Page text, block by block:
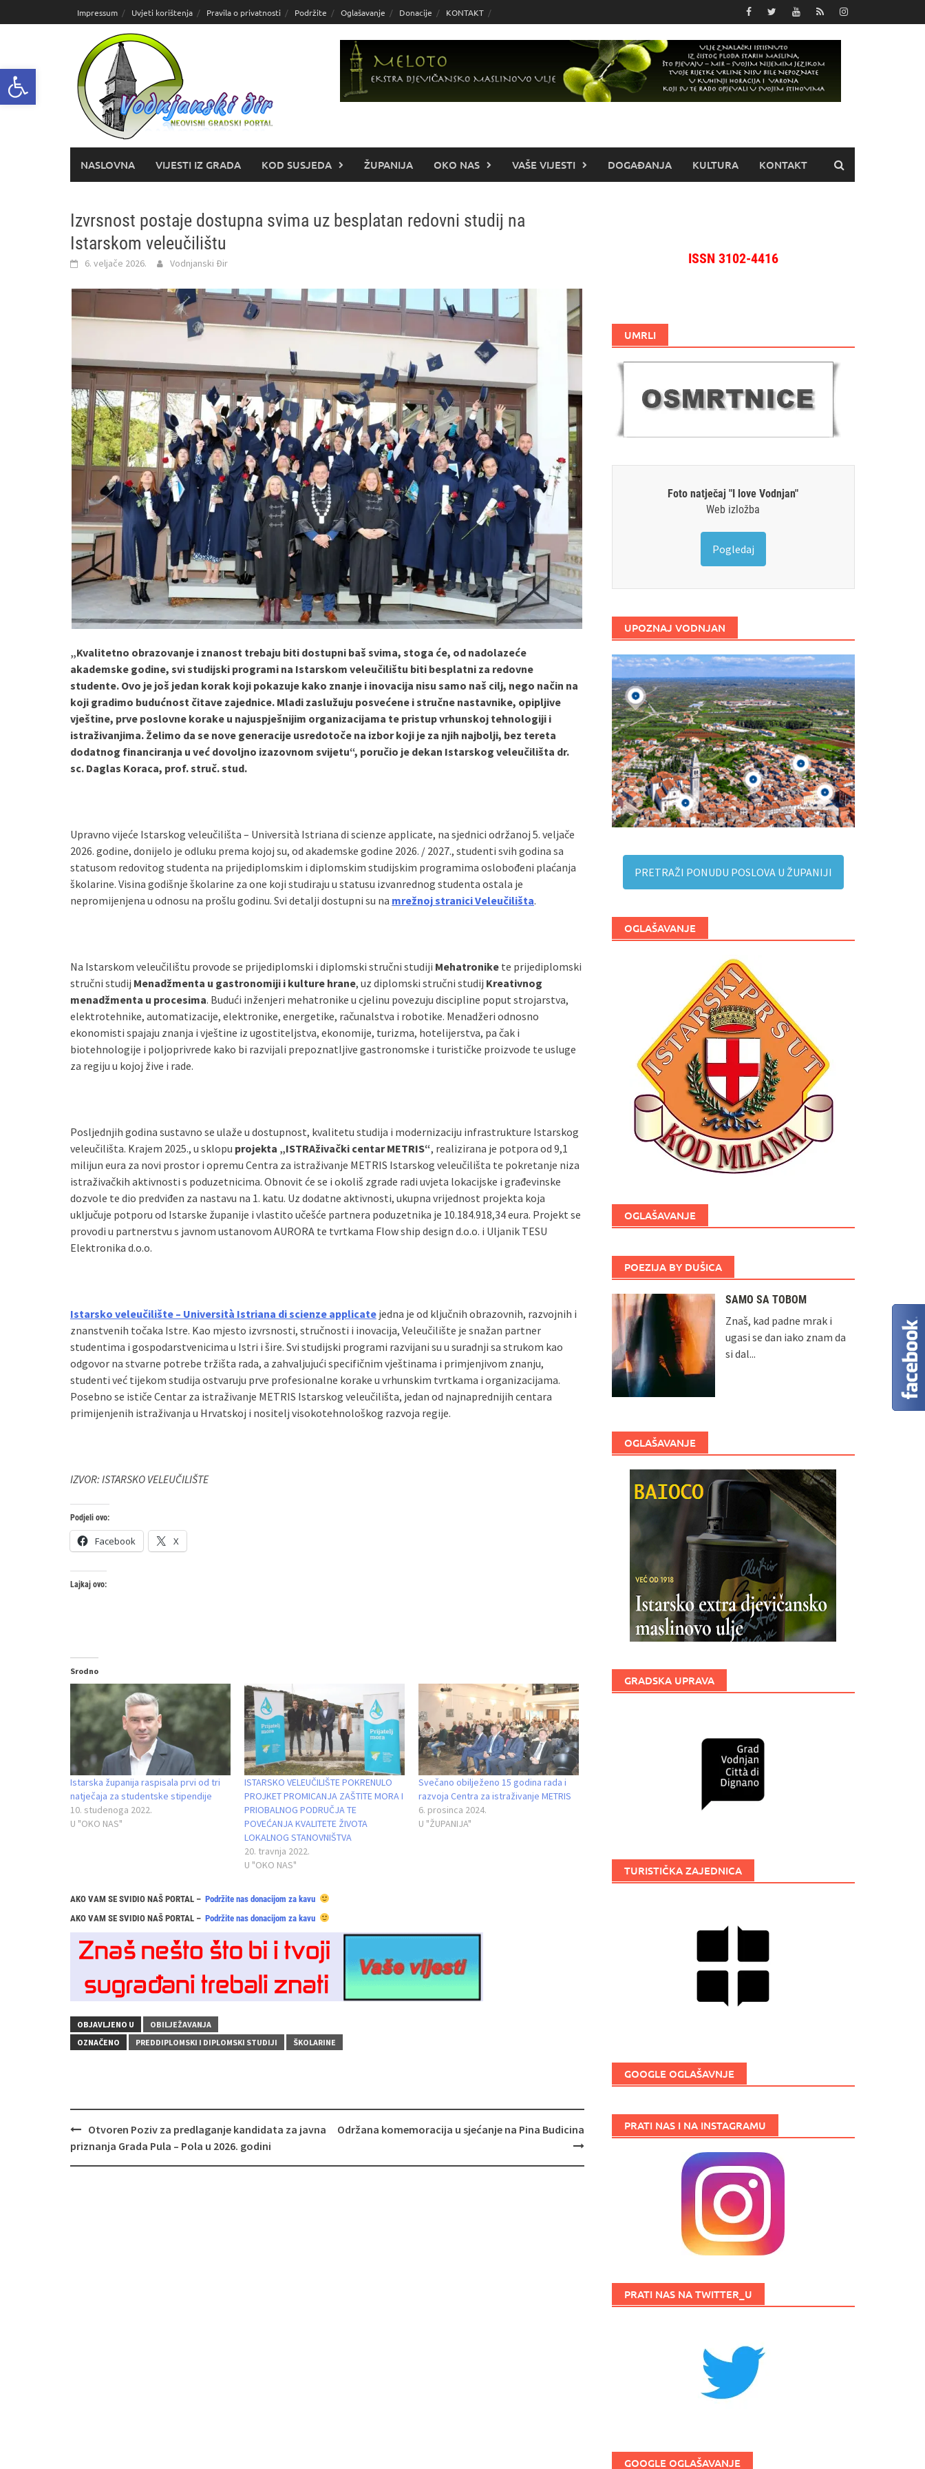
Open toolbar
do
Impressum Uvjeti korištenja Pravila o privatnosti Podržite Oglašavanje Donacije KONTAKT
NASLOVNA VIJESTI IZ GRADA KOD SUSJEDA ŽUPANIJA OKO NAS VAŠE VIJESTI DOGAĐANJA KULTURA KONTAKT
Izvrsnost postaje dostupna svima uz besplatan redovni studij na
Istarskom veleučilištu
6. veljače 2026. Vodnjanski Đir
„Kvalitetno obrazovanje i znanost trebaju biti dostupni baš svima, stoga će, od nadolazeće
akademske godine, svi studijski programi na Istarskom veleučilištu biti besplatni za redovne
studente. Ovo je još jedan korak koji pokazuje kako znanje i inovacija nisu samo naš cilj, nego način na
koji gradimo budućnost čitave zajednice. Mladi zaslužuju posvećene i stručne nastavnike, opipljive
vještine, prve poslovne korake u najuspješnijim organizacijama te pristup vrhunskoj tehnologiji i
istraživanjima. Želimo da se nove generacije usredotoče na izbor koji je za njih najbolji, bez tereta
dodatnog financiranja u već dovoljno izazovnom svijetu“, poručio je dekan Istarskog veleučilišta dr.
sc. Daglas Koraca, prof. struč. stud.
Upravno vijeće Istarskog veleučilišta – Università Istriana di scienze applicate, na sjednici održanoj 5. veljače
2026. godine, donijelo je odluku prema kojoj su, od akademske godine 2026. / 2027., studenti svih godina sa
statusom redovitog studenta na prijediplomskim i diplomskim studijskim programima oslobođeni plaćanja
školarine. Visina godišnje školarine za one koji studiraju u statusu izvanrednog studenta ostala je
nepromijenjena u odnosu na prošlu godinu. Svi detalji dostupni su na mrežnojstranici Veleučilišta.
Na Istarskom veleučilištu provode se prijediplomski i diplomski stručni studiji Mehatronike te prijediplomski
stručni studij Menadžmenta u gastronomiji i kulture hrane, uz diplomski stručni studij Kreativnog
menadžmenta u procesima. Budući inženjeri mehatronike u cjelinu povezuju discipline poput strojarstva,
elektrotehnike, automatizacije, elektronike, energetike, računalstva i robotike. Menadžeri odnosno
ekonomisti spajaju znanja i vještine iz ugostiteljstva, ekonomije, turizma, hotelijerstva, pa čak i
biotehnologije i poljoprivrede kako bi razvijali prepoznatljive gastronomske i turističke proizvode te usluge
za regiju u kojoj žive i rade.
Posljednjih godina sustavno se ulaže u dostupnost, kvalitetu studija i modernizaciju infrastrukture Istarskog
veleučilišta. Krajem 2025., u sklopu projekta „ISTRAživački centar METRIS“, realizirana je potpora od 9,1
milijun eura za novi prostor i opremu Centra za istraživanje METRIS Istarskog veleučilišta te pokretanje niza
istraživačkih aktivnosti s poduzetnicima. Obnovit će se i okoliš zgrade radi uvjeta lokacijske i građevinske
dozvole te dio predviđen za nastavu na 1. katu. Uz dodatne aktivnosti, ukupna vrijednost projekta koja
uključuje potporu od Istarske županije i vlastito učešće partnera poduzetnika je 10.184.918,34 eura. Projekt se
provodi u partnerstvu s javnom ustanovom AURORA te tvrtkama Flow ship design d.o.o. i Uljanik TESU
Elektronika d.o.o.
Istarsko veleučilište – Università Istriana di scienze applicate jedna je od ključnih obrazovnih, razvojnih i
znanstvenih točaka Istre. Kao mjesto izvrsnosti, stručnosti i inovacija, Veleučilište je snažan partner
studentima i gospodarstvenicima u Istri i šire. Svi studijski programi razvijani su u suradnji sa strukom kao
odgovor na stvarne potrebe tržišta rada, a zahvaljujući specifičnim vještinama i primjenjivom znanju,
studenti već tijekom studija ostvaruju prve profesionalne korake u vrhunskim tvrtkama i organizacijama.
Posebno se ističe Centar za istraživanje METRIS Istarskog veleučilišta, jedan od najnaprednijih centara
primijenjenih istraživanja u Hrvatskoj i nositelj visokotehnološkog razvoja regije.
IZVOR: ISTARSKO VELEUČILIŠTE
Podjeli ovo:
Facebook X
Lajkaj ovo:
Srodno
Istarska županija raspisala prvi od tri
natječaja za studentske stipendije
10. studenoga 2022.
U "OKO NAS"
ISTARSKO VELEUČILIŠTE POKRENULO
PROJKET PROMICANJA ZAŠTITE MORA I
PRIOBALNOG PODRUČJA TE
POVEĆANJA KVALITETE ŽIVOTA
LOKALNOG STANOVNIŠTVA
20. travnja 2022.
U "OKO NAS"
Svečano obilježeno 15 godina rada i
razvoja Centra za istraživanje METRIS
6. prosinca 2024.
U "ŽUPANIJA"
AKO VAM SE SVIDIO NAŠ PORTAL – Podržite nas donacijom za kavu
AKO VAM SE SVIDIO NAŠ PORTAL – Podržite nas donacijom za kavu
OBJAVLJENO U
OBILJEŽAVANJA
OZNAČENO
PREDDIPLOMSKI I DIPLOMSKI STUDIJI ŠKOLARINE
Navigacija
objava
Otvoren Poziv za predlaganje kandidata za javna
priznanja Grada Pula – Pola u 2026. godini
Održana komemoracija u sjećanje na Pina Budicina
ISSN 3102-4416
UMRLI
Foto natječaj "I love Vodnjan"
Web izložba
Pogledaj
UPOZNAJ VODNJAN
PRETRAŽI PONUDU POSLOVA U ŽUPANIJI
OGLAŠAVANJE
OGLAŠAVANJE
POEZIJA BY DUŠICA
SAMO SA TOBOM
Znaš, kad padne mrak i
ugasi se dan iako znam da
si dal...
OGLAŠAVANJE
GRADSKA UPRAVA
TURISTIČKA ZAJEDNICA
GOOGLE OGLAŠAVNJE
PRATI NAS I NA INSTAGRAMU
PRATI NAS NA TWITTER_U
GOOGLE OGLAŠAVANJE